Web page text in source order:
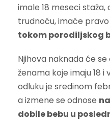
imale 18 meseci
trudnoću, imaće
tokom porodiljskog
Njihova naknada će
ženama koje imaju 18 i
odluku je sredinom
a izmene se odnose
dobile bebu u